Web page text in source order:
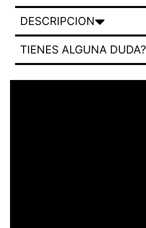
DESCRIPCION
TIENES ALGUNA DUDA?